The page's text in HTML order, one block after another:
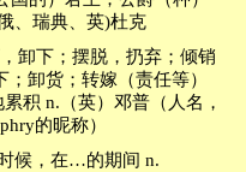
、瑞典、英)杜克
卸下；摆脱，扔弃；倾销
卸货；转嫁（责任等）
积 n.（英）邓普（人名，
的昵称）
候，在…的期间 n.